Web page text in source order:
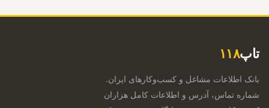
تاپ۱۱۸
بانک اطلاعات مشاغل و کسب‌وکارهای ایران.
شماره تماس، آدرس و اطلاعات کامل هزاران